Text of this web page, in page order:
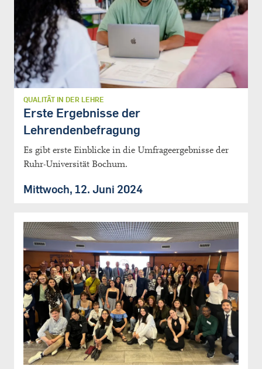
QUALITÄT IN DER LEHRE
Erste Ergebnisse der
Lehrendenbefragung
Es gibt erste Einblicke in die Umfrageergebnisse der
Ruhr-Universität Bochum.
Mittwoch, 12. Juni 2024